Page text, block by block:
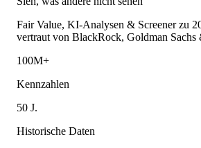
Fair Value, KI-Analysen & Screener zu
vertraut von BlackRock, Goldman
100M+
Kennzahlen
50 J.
Historische Daten